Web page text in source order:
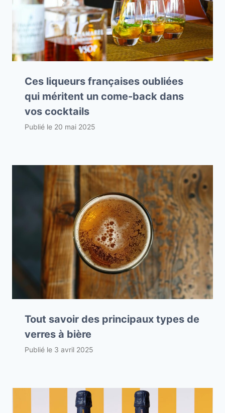
Ces liqueurs françaises oubliées
qui méritent un come-back dans
vos cocktails
Publié le 20 mai 2025
Tout savoir des principaux types de
verres à bière
Publié le 3 avril 2025